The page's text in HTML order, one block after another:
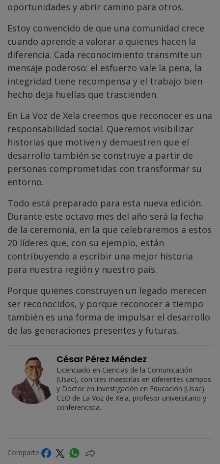
oportunidades y abrir camino para otros.
Estoy convencido de que una comunidad crece
cuando aprende a valorar a quienes hacen la
diferencia. Cada reconocimiento transmite un
mensaje poderoso: el esfuerzo vale la pena, la
integridad tiene recompensa y el trabajo bien
hecho deja huellas que trascienden.
En La Voz de Xela creemos que reconocer es una
responsabilidad social. Queremos visibilizar
historias que motiven y demuestren que el
desarrollo también se construye a partir de
personas comprometidas con transformar su
entorno.
Todo está preparado para esta nueva edición.
Durante este octavo mes del año será la fecha
de la ceremonia, en la que celebraremos a estos
20 líderes que, con su ejemplo, están
contribuyendo a escribir una mejor historia
para nuestra región y nuestro país.
Porque quienes construyen un legado merecen
ser reconocidos, y porque reconocer a tiempo
también es una forma de impulsar el desarrollo
de las generaciones presentes y futuras.
César Pérez Méndez
Licenciado en Ciencias de la Comunicación
(Usac), con tres maestrías en diferentes campos
y Doctor en Investigación en Educación (Usac).
CEO de La Voz de Xela, profesor universitario y
conferencista.
Comparte